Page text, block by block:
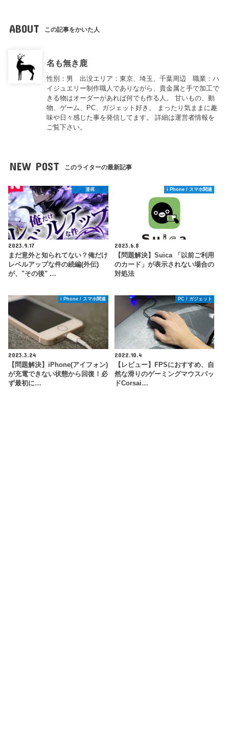
ABOUT この記事をかいた人
名も無き鹿
性別：男 出没エリア：東京、埼玉、千葉周辺 職業：ハ
イジュエリー制作職人でありながら、貴金属と手で加工で
きる物はオーダーがあれば何でも作る人。 甘いもの、動
物、ゲーム、PC、ガジェット好き。 まったり気ままに趣
味や日々感じた事を発信してます。 詳細は運営者情報を
ご覧下さい。
NEW POST このライターの最新記事
漫画
2023.9.17
まだ意外と知られてない？俺だけ
レベルアップな件の続編(外伝)
が、"その後" …
i Phone / スマホ関連
2023.6.8
【問題解決】Suica 「以前ご利用
のカード」が表示されない場合の
対処法
i Phone / スマホ関連
2023.3.24
【問題解決】iPhone(アイフォン)
が充電できない状態から回復！必
ず最初に…
PC / ガジェット
2022.10.4
【レビュー】FPSにおすすめ、自
然な滑りのゲーミングマウスパッ
ドCorsai…